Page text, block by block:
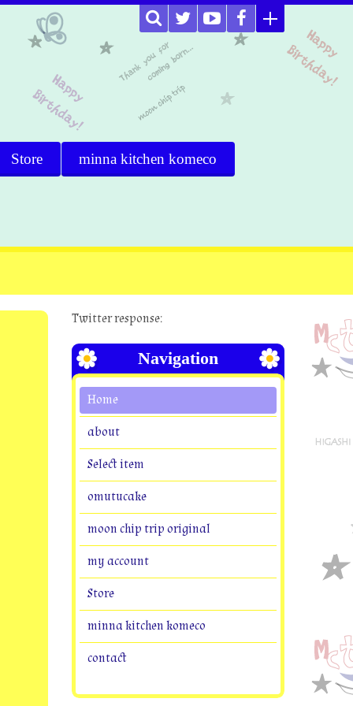
Store minna kitchen komeco
Twitter response:
Navigation
Home
about
Select item
omutucake
moon chip trip original
my account
Store
minna kitchen komeco
contact